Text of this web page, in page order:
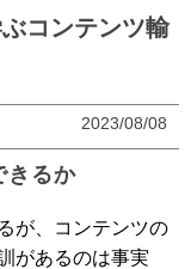
コンテンツ輸
2023/08/08
きるか
が、コンテンツの
があるのは事実